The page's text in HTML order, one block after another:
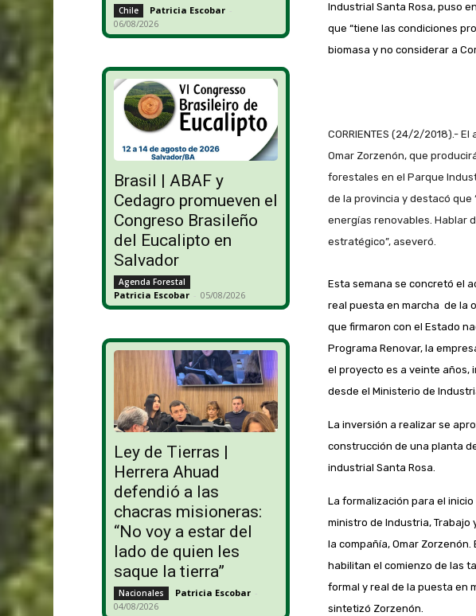
Chile Patricia Escobar -
06/08/2026
Brasil | ABAF y
Cedagro promueven el
Congreso Brasileño
del Eucalipto en
Salvador
Agenda Forestal
Patricia Escobar - 05/08/2026
Ley de Tierras |
Herrera Ahuad
defendió a las
chacras misioneras:
“No voy a estar del
lado de quien les
saque la tierra”
Nacionales Patricia Escobar -
04/08/2026
Industrial Santa Rosa, puso
que “tiene las condiciones
biomasa y no considerar a
CORRIENTES (24/2/2018).-
Omar Zorzenón, que
forestales en el Parque
de la provincia y destacó
energías renovables. Hablar
estratégico”, aseveró.
Esta semana se concretó el
real puesta en marcha de la
que firmaron con el Estado
Programa Renovar, la
el proyecto es a veinte años,
desde el Ministerio de
La inversión a realizar se
construcción de una planta
industrial Santa Rosa.
La formalización para el
ministro de Industria, Trabajo
la compañía, Omar
habilitan el comienzo de las
formal y real de la puesta en
sintetizó Zorzenón.